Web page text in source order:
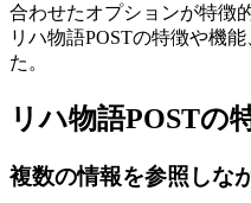
合わせたオプションが特徴
リハ物語POSTの特徴や機
た。
リハ物語POSTの
複数の情報を参照しな